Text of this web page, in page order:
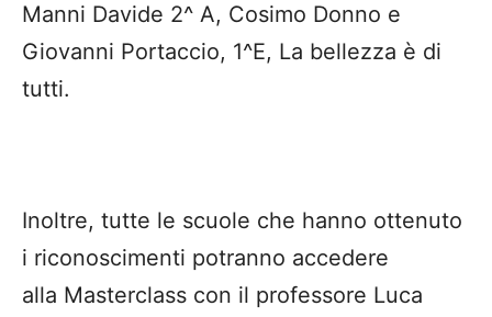
Manni Davide 2^ A, Cosimo Donno e
Giovanni Portaccio, 1^E, La bellezza è di
tutti.
Inoltre, tutte le scuole che hanno ottenuto
i riconoscimenti potranno accedere
alla Masterclass con il professore Luca